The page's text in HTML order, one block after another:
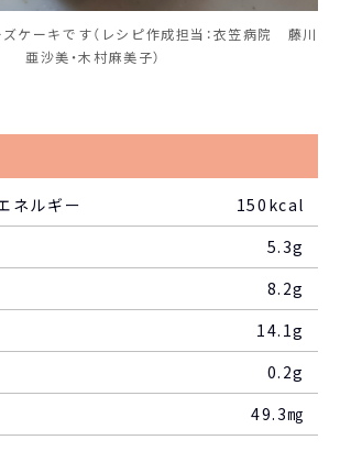
ケーキです（レシピ作成担当：衣笠病院 藤川
亜沙美・木村麻美子）
ネルギー
150kcal
5.3g
8.2g
14.1g
0.2g
49.3㎎